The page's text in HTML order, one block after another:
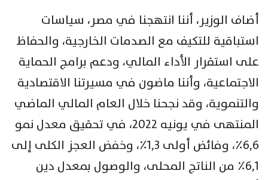
أضاف الوزير، أننا انتهجنا في مصر، سياسات
استباقية للتكيف مع الصدمات الخارجية، والحفاظ
على استقرار الأداء المالي، ودعم برامج الحماية
الاجتماعية، وأننا ماضون في مسيرتنا الاقتصادية
والتنموية، وقد نجحنا خلال العام المالي الماضي
المنتهى في يونيه ٢٠٢٢، في تحقيق معدل نمو
٦,٦٪، وفائض أولى ١,٣٪، وخفض العجز الكلى إلى
٦,١٪ من الناتج المحلى، والوصول بمعدل دين